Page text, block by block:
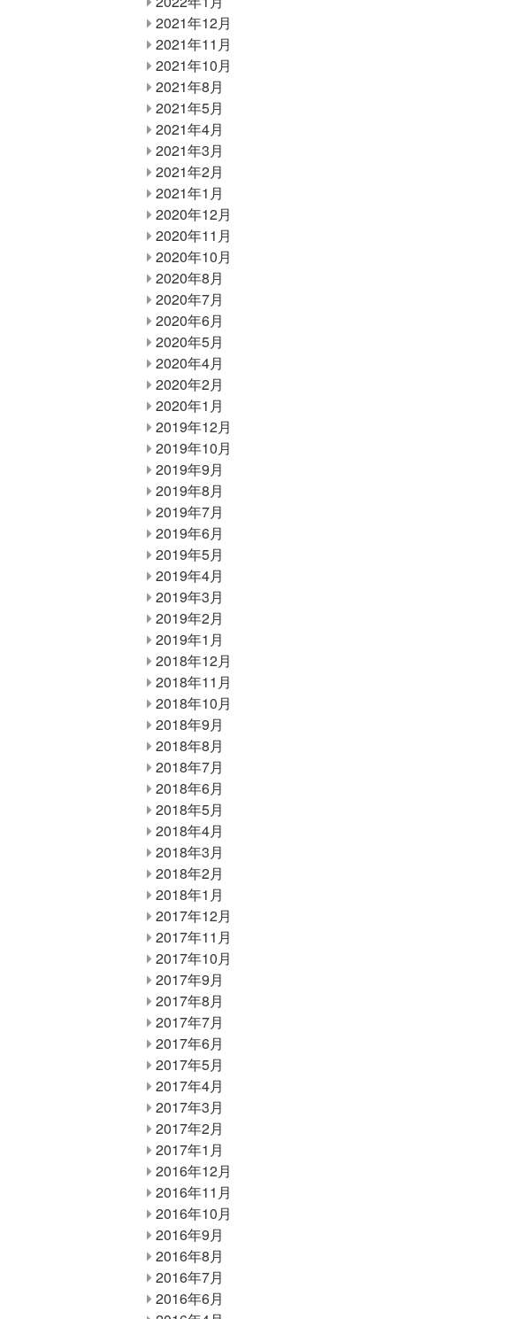
2021年12月
2021年11月
2021年10月
2021年8月
2021年5月
2021年4月
2021年3月
2021年2月
2021年1月
2020年12月
2020年11月
2020年10月
2020年8月
2020年7月
2020年6月
2020年5月
2020年4月
2020年2月
2020年1月
2019年12月
2019年10月
2019年9月
2019年8月
2019年7月
2019年6月
2019年5月
2019年4月
2019年3月
2019年2月
2019年1月
2018年12月
2018年11月
2018年10月
2018年9月
2018年8月
2018年7月
2018年6月
2018年5月
2018年4月
2018年3月
2018年2月
2018年1月
2017年12月
2017年11月
2017年10月
2017年9月
2017年8月
2017年7月
2017年6月
2017年5月
2017年4月
2017年3月
2017年2月
2017年1月
2016年12月
2016年11月
2016年10月
2016年9月
2016年8月
2016年7月
2016年6月